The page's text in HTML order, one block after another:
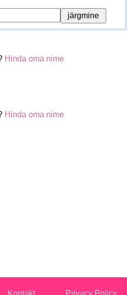
Hinda oma nime
Hinda oma nime
Kontakt Privacy Policy